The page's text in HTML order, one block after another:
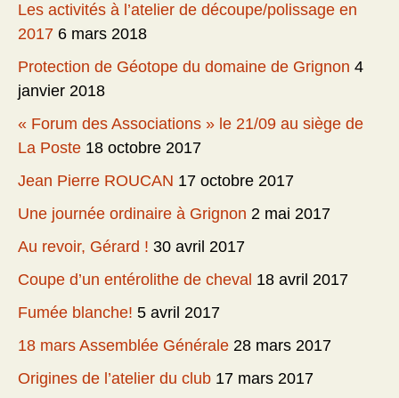
Les activités à l’atelier de découpe/polissage en
2017 6 mars 2018
Protection de Géotope du domaine de Grignon 4
janvier 2018
« Forum des Associations » le 21/09 au siège de
La Poste 18 octobre 2017
Jean Pierre ROUCAN 17 octobre 2017
Une journée ordinaire à Grignon 2 mai 2017
Au revoir, Gérard ! 30 avril 2017
Coupe d’un entérolithe de cheval 18 avril 2017
Fumée blanche! 5 avril 2017
18 mars Assemblée Générale 28 mars 2017
Origines de l’atelier du club 17 mars 2017